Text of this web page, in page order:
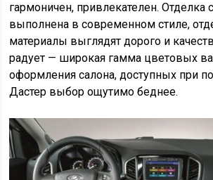
гармоничен, привлекателен. Отделка
выполнена в современном стиле,
материалы выглядят дорого и
радует — широкая гамма цветовых
оформления салона, доступных при
Дастер выбор ощутимо беднее.